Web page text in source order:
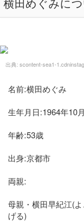
出典: scontent-sea1-
名前:横田めぐみ
生年月日:1964年10
年齢:53歳
出身:京都市
両親:
母親・横田早紀江(
げる)